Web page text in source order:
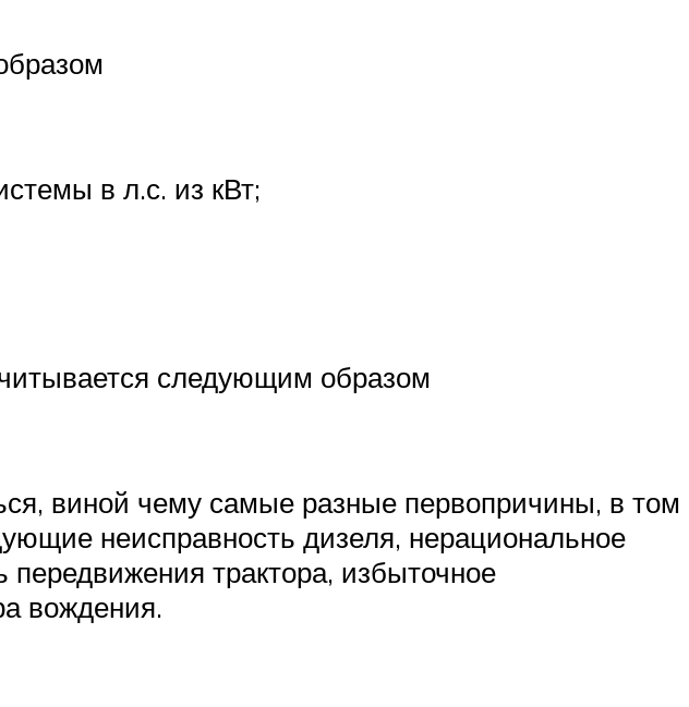
в л.с. из кВт;
следующим образом
виной чему самые разные первопричины, в том
неисправность дизеля, нерациональное
трактора, избыточное
вождения.